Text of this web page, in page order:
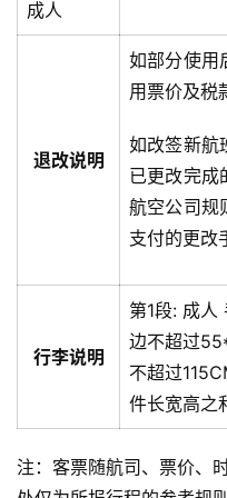
成人
退改说明
如部分使用
用票价及税
如改签新航
已更改完成
航空公司规
支付的更改
行李说明
第1段: 成人
边不超过
不超过
件长宽高之
注：客票随航司、票价、